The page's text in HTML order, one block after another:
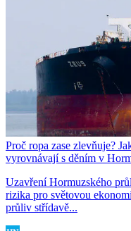
Proč ropa zase zlevňuje?
vyrovnávají s děním v
Uzavření Hormuzského
rizika pro světovou
průliv střídavě...